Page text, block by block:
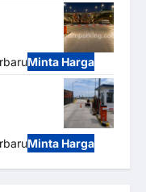
Minta Harga
Minta Harga